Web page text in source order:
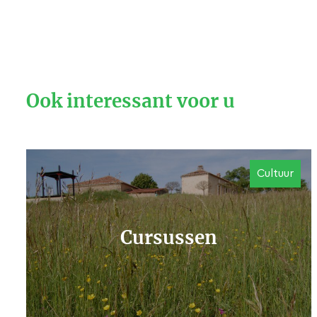
Ook interessant voor u
Cultuur
Cursussen